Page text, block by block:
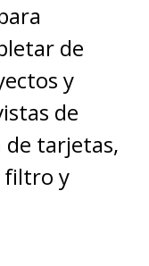
de
y
de
de tarjetas,
filtro y